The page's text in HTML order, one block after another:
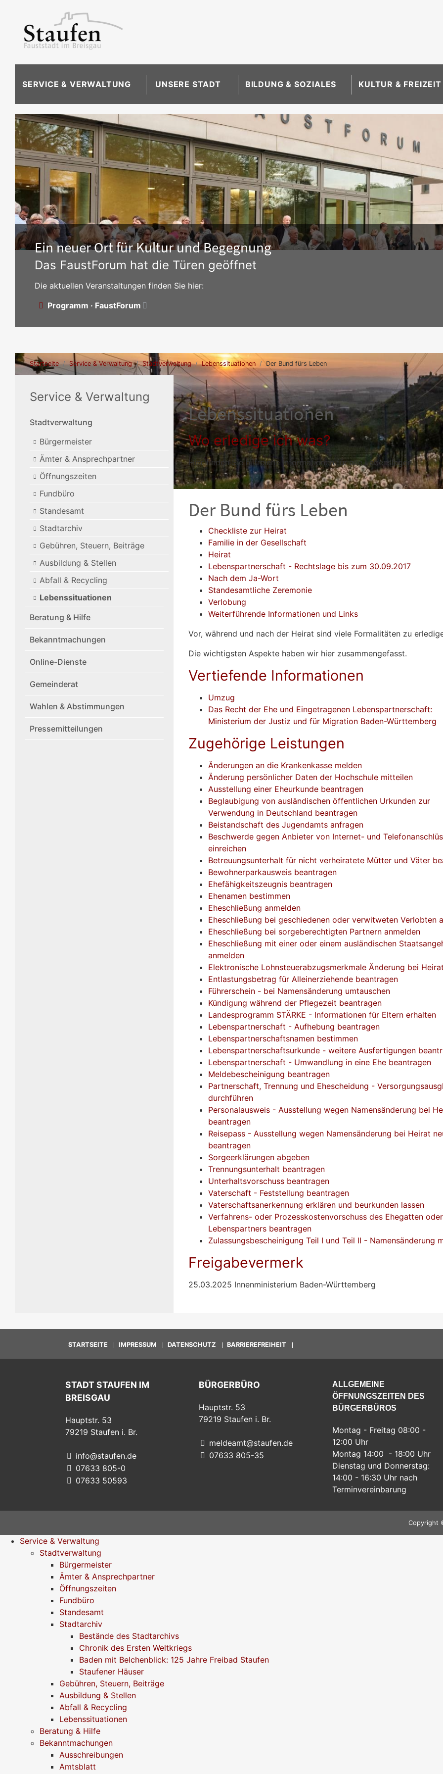
SERVICE & VERWALTUNG UNSERE STADT BILDUNG & SOZIALES KULTUR & FREIZEIT
Ein neuer Ort für Kultur und Begegnung
Das FaustForum hat die Türen geöffnet
Die aktuellen Veranstaltungen finden Sie hier:
Programm · FaustForum
Startseite Service & Verwaltung Stadtverwaltung Lebenssituationen Der Bund fürs Leben
Service & Verwaltung
Stadtverwaltung
Bürgermeister
Ämter & Ansprechpartner
Öffnungszeiten
Fundbüro
Standesamt
Stadtarchiv
Gebühren, Steuern, Beiträge
Ausbildung & Stellen
Abfall & Recycling
Lebenssituationen
Beratung & Hilfe
Bekanntmachungen
Online-Dienste
Gemeinderat
Wahlen & Abstimmungen
Pressemitteilungen
Lebenssituationen
Wo erledige ich was?
Hier finden Sie hilfreiche Informationen für alle Lebenslagen.
Der Bund fürs Leben
Checkliste zur Heirat
Familie in der Gesellschaft
Heirat
Lebenspartnerschaft - Rechtslage bis zum 30.09.2017
Nach dem Ja-Wort
Standesamtliche Zeremonie
Verlobung
Weiterführende Informationen und Links
Vor, während und nach der Heirat sind viele Formalitäten zu
Die wichtigsten Aspekte haben wir hier zusammengefasst.
Vertiefende Informationen
Umzug
Das Recht der Ehe und Eingetragenen Lebenspartnerschaft:
Ministerium der Justiz und für Migration Baden-Württemberg
Zugehörige Leistungen
Änderungen an die Krankenkasse melden
Änderung persönlicher Daten der Hochschule mitteilen
Ausstellung einer Eheurkunde beantragen
Beglaubigung von ausländischen öffentlichen Urkunden zur
Verwendung in Deutschland beantragen
Beistandschaft des Jugendamts anfragen
Beschwerde gegen Anbieter von Internet- und
einreichen
Betreuungsunterhalt für nicht verheiratete Mütter und Väter
Bewohnerparkausweis beantragen
Ehefähigkeitszeugnis beantragen
Ehenamen bestimmen
Eheschließung anmelden
Eheschließung bei geschiedenen oder verwitweten Verlobten
Eheschließung bei sorgeberechtigten Partnern anmelden
Eheschließung mit einer oder einem ausländischen
anmelden
Elektronische Lohnsteuerabzugsmerkmale Änderung bei Heirat
Entlastungsbetrag für Alleinerziehende beantragen
Führerschein - bei Namensänderung umtauschen
Kündigung während der Pflegezeit beantragen
Landesprogramm STÄRKE - Informationen für Eltern erhalten
Lebenspartnerschaft - Aufhebung beantragen
Lebenspartnerschaftsnamen bestimmen
Lebenspartnerschaftsurkunde - weitere Ausfertigungen
Lebenspartnerschaft - Umwandlung in eine Ehe beantragen
Meldebescheinigung beantragen
Partnerschaft, Trennung und Ehescheidung -
durchführen
Personalausweis - Ausstellung wegen Namensänderung bei
beantragen
Reisepass - Ausstellung wegen Namensänderung bei Heirat
beantragen
Sorgeerklärungen abgeben
Trennungsunterhalt beantragen
Unterhaltsvorschuss beantragen
Vaterschaft - Feststellung beantragen
Vaterschaftsanerkennung erklären und beurkunden lassen
Verfahrens- oder Prozesskostenvorschuss des Ehegatten oder
Lebenspartners beantragen
Zulassungsbescheinigung Teil I und Teil II - Namensänderung
Freigabevermerk
25.03.2025 Innenministerium Baden-Württemberg
STARTSEITE IMPRESSUM DATENSCHUTZ BARRIEREFREIHEIT
STADT STAUFEN IM
BREISGAU
Hauptstr. 53
79219 Staufen i. Br.
info@staufen.de
07633 805-0
07633 50593
BÜRGERBÜRO
Hauptstr. 53
79219 Staufen i. Br.
meldeamt@staufen.de
07633 805-35
ALLGEMEINE
ÖFFNUNGSZEITEN DES
BÜRGERBÜROS
Montag - Freitag 08:00 -
12:00 Uhr
Montag 14:00 - 18:00 Uhr
Dienstag und Donnerstag:
14:00 - 16:30 Uhr nach
Terminvereinbarung
Copyright
Service & Verwaltung
Stadtverwaltung
Bürgermeister
Ämter & Ansprechpartner
Öffnungszeiten
Fundbüro
Standesamt
Stadtarchiv
Bestände des Stadtarchivs
Chronik des Ersten Weltkriegs
Baden mit Belchenblick: 125 Jahre Freibad Staufen
Staufener Häuser
Gebühren, Steuern, Beiträge
Ausbildung & Stellen
Abfall & Recycling
Lebenssituationen
Beratung & Hilfe
Bekanntmachungen
Ausschreibungen
Amtsblatt